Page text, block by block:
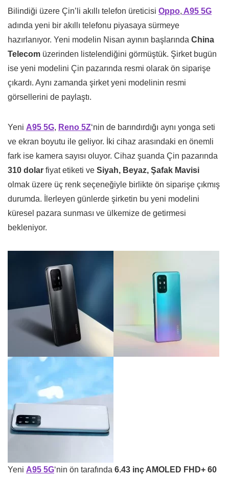
Bilindiği üzere Çin’li akıllı telefon üreticisi Oppo, A95 5G
adında yeni bir akıllı telefonu piyasaya sürmeye
hazırlanıyor. Yeni modelin Nisan ayının başlarında China
Telecom üzerinden listelendiğini görmüştük. Şirket bugün
ise yeni modelini Çin pazarında resmi olarak ön siparişe
çıkardı. Aynı zamanda şirket yeni modelinin resmi
görsellerini de paylaştı.
Yeni A95 5G, Reno 5Z‘nin de barındırdığı aynı yonga seti
ve ekran boyutu ile geliyor. İki cihaz arasındaki en önemli
fark ise kamera sayısı oluyor. Cihaz şuanda Çin pazarında
310 dolar fiyat etiketi ve Siyah, Beyaz, Şafak Mavisi
olmak üzere üç renk seçeneğiyle birlikte ön siparişe çıkmış
durumda. İlerleyen günlerde şirketin bu yeni modelini
küresel pazara sunması ve ülkemize de getirmesi
bekleniyor.
Yeni A95 5G‘nin ön tarafında 6.43 inç AMOLED FHD+ 60